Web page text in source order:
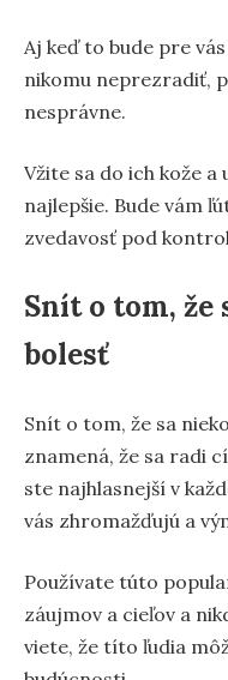
Aj keď to bude pre
nikomu neprezradiť,
nesprávne.
Vžite sa do ich kože
najlepšie. Bude vám
zvedavosť pod
Snít o tom, že
bolesť
Snít o tom, že sa
znamená, že sa radi
ste najhlasnejší v
vás zhromažďujú a
Používate túto
záujmov a cieľov a
viete, že títo ľudia